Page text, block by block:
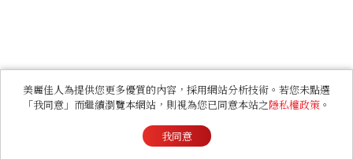
美麗佳人為提供您更多優質的內容，採用網站分析技術。若您未點選
「我同意」而繼續瀏覽本網站，則視為您已同意本站之隱私權政策 。
我同意